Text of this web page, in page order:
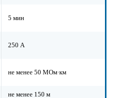
5 мин
250 А
не менее 50 МОм·км
не менее 150 м